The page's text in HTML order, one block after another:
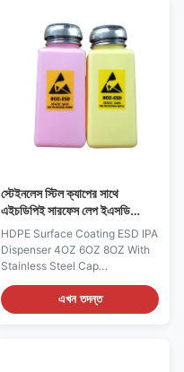
convenient, support single
hand operation. 3. The surface
coating ESD is safe and cannot
be cleaned with water, alcohol
or other detergents. 4. Gently
press the cap with a cotton
swab or rag. Alcohol will be
sprayed from
স্টেইনলেস স্টিল ক্যাপের সাথে
এইচডিপিই সারফেস লেপ ইএসডি
আইপিএ ডিসপেনসার 4OZ 6OZ
8OZ
HDPE Surface Coating ESD IPA
Dispenser 4OZ 6OZ 8OZ With
Stainless Steel Cap
Description: 1, It is made of
HDPE plastic with stainless
steel cap, can hold various
এখন তদন্ত